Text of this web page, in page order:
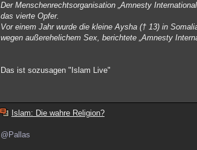
Der Menschenrechtsorganisation „Amnesty
das vierte Opfer.
Vor einem Jahr wurde die kleine Aysha († 13) in
wegen außerehelichem Sex, berichtete „Amnesty
Das ist sozusagen "Islam Live"
Islam: Die wahre Religion?
@Pallas